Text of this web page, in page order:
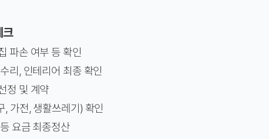
크
파손 여부 등 확인
리, 인테리어 최종 확인
정 및 계약
, 가전, 생활쓰레기) 확인
요금 최종정산